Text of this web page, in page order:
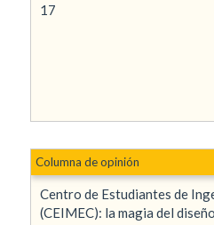
17
Centro de Estudiantes de
(CEIMEC): la magia del diseño
Columna de opinión